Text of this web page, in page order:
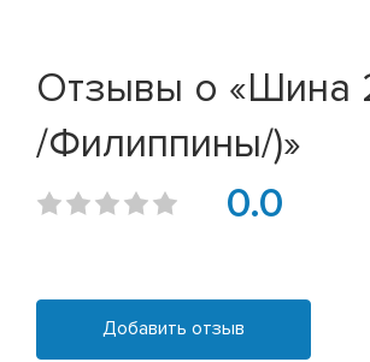
Отзывы о «Шина
/Филиппины/)»
0.0
Добавить отзыв